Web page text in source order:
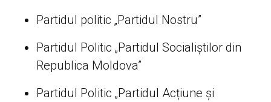
Partidul politic „Partidul Nostru”
Partidul Politic „Partidul Socialiștilor din
Republica Moldova”
Partidul Politic „Partidul Acțiune și